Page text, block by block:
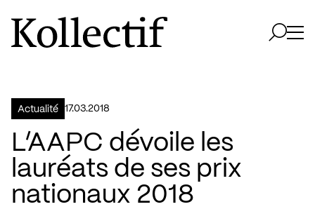
Aller à la page d'accueil
Logo Kollectif
Actualité 17.03.2018
L’AAPC dévoile les
lauréats de ses prix
nationaux 2018